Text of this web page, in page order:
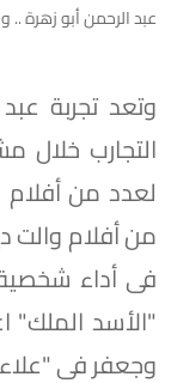
عبد الرحمن أبو زهرة ..
وتعد تجربة
التجارب خلال
لعدد من أفلام
من أفلام والت
فى أداء
"الأسد
وجعفر فى "علاء